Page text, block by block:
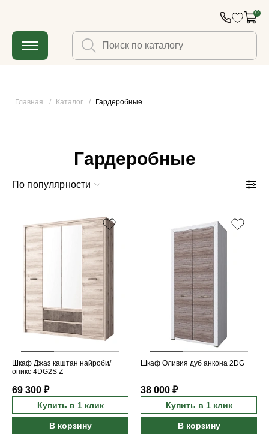
0
Главная / Каталог / Гардеробные
Гардеробные
По популярности
Шкаф Джаз каштан найроби/
оникс 4DG2S Z
69 300 ₽
Купить в 1 клик
В корзину
Шкаф Оливия дуб анкона 2DG
38 000 ₽
Купить в 1 клик
В корзину